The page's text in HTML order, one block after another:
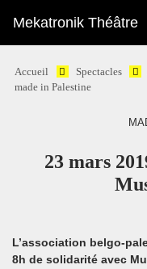
Mekatronik Théâtre
Accueil Spectacles
made in Palestine
23 mars
L’association belgo-
8h de solidarité avec